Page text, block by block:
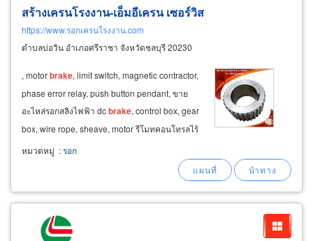
สร้างเครนโรงงาน-เอ็มอีเครน เซอร์วิส
https://www.รอกเครนโรงงาน.com
ตำบลบ่อวิน อำเภอศรีราชา จังหวัดชลบุรี 20230
, motorbrake, limit switch, magnetic contractor,
phase error relay, push button pendant, ขาย
อะไหล่รอกสลิงไฟฟ้า dcbrake, control box, gear
box, wire rope, sheave, motor รีโมทคอนโทรลไร้
สาย ครัชท์เครน ผ้าเบรครอก ติดตั้งรอก เครนจากที่
อื่นมีปัญหาโทรปรึกษาเรา เครนเสียเครนชำรุด รอก
หมวดหมู่ :รอก